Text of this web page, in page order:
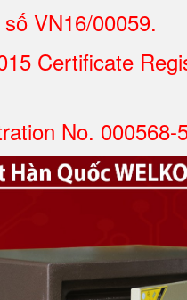
VN16/00059.
Certificate
No. 000568-